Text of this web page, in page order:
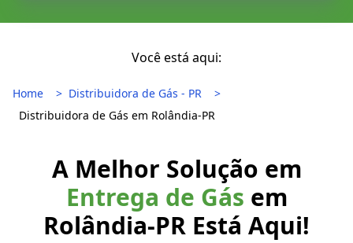
Você está aqui:
Home
Distribuidora de Gás - PR
Distribuidora de Gás em Rolândia-PR
A Melhor Solução em
Entrega de Gás em
Rolândia-PR Está Aqui!